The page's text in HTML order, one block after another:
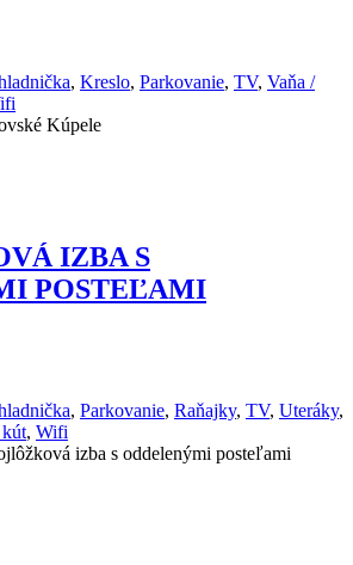
, Kreslo, Parkovanie, TV, Vaňa /
Kúpele
IZBA S
POSTEĽAMI
, Parkovanie, Raňajky, TV, Uteráky,
, Wifi
izba s oddelenými posteľami